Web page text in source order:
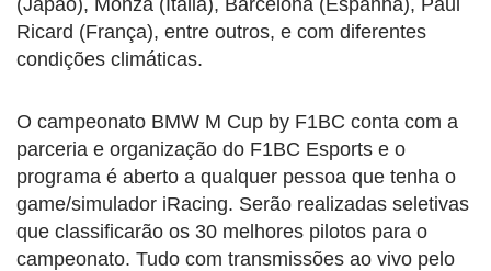
Ricard (França), entre outros, e com diferentes
condições climáticas.
O campeonato BMW M Cup by F1BC conta com a
parceria e organização do F1BC Esports e o
programa é aberto a qualquer pessoa que tenha o
game/simulador iRacing. Serão realizadas seletivas
que classificarão os 30 melhores pilotos para o
campeonato. Tudo com transmissões ao vivo pelo